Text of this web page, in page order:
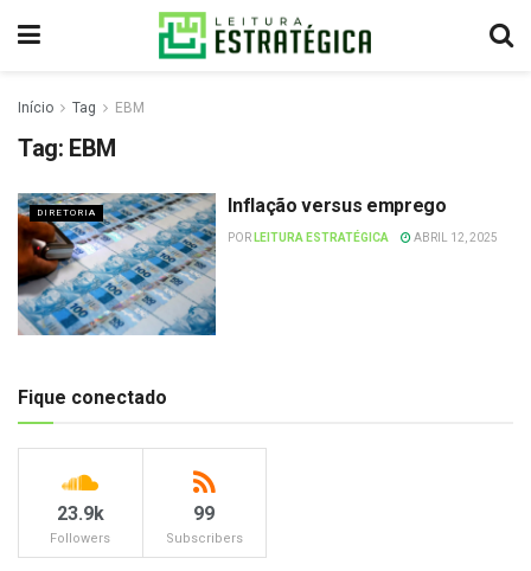
Início Tag EBM
Tag: EBM
DIRETORIA Inflação versus emprego
POR LEITURA ESTRATÉGICA ABRIL 12, 2025
Fique conectado
23.9k
Followers
99
Subscribers